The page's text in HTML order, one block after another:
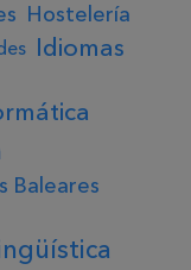
Hostelería
Idiomas
Baleares